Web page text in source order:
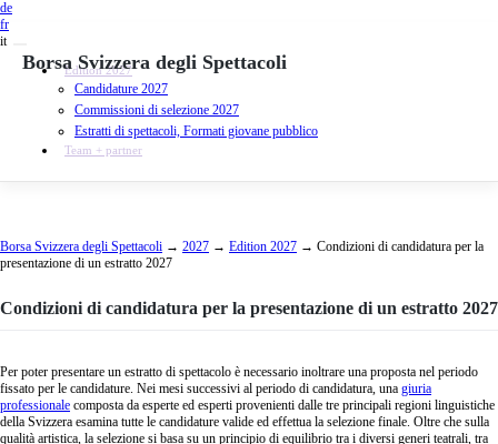
de
fr
it
Borsa Svizzera degli Spettacoli
Edition 2027
Candidature 2027
Commissioni di selezione 2027
Estratti di spettacoli, Formati giovane pubblico
Team + partner
Borsa Svizzera degli Spettacoli → 2027 → Edition 2027 → Condizioni di candidatura per la
presentazione di un estratto 2027
Condizioni di candidatura per la presentazione di un estratto 2027
Per poter presentare un estratto di spettacolo è necessario inoltrare una proposta nel periodo
fissato per le candidature. Nei mesi successivi al periodo di candidatura, una giuria
professionale composta da esperte ed esperti provenienti dalle tre principali regioni linguistiche
della Svizzera esamina tutte le candidature valide ed effettua la selezione finale. Oltre che sulla
qualità artistica, la selezione si basa su un principio di equilibrio tra i diversi generi teatrali, tra